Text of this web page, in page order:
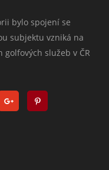
bylo spojení se
subjektu vzniká na
služeb v ČR